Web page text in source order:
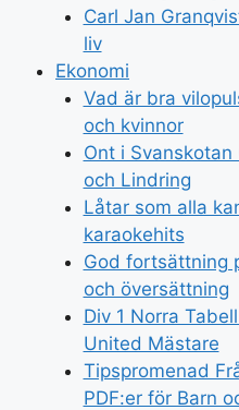
Carl Jan
liv
Ekonomi
Vad är bra
och kvinnor
Ont i Svanskotan
och Lindring
Låtar som alla
karaokehits
God fortsättning
och översättning
Div 1 Norra
United Mästare
Tipspromenad
PDF:er för Barn